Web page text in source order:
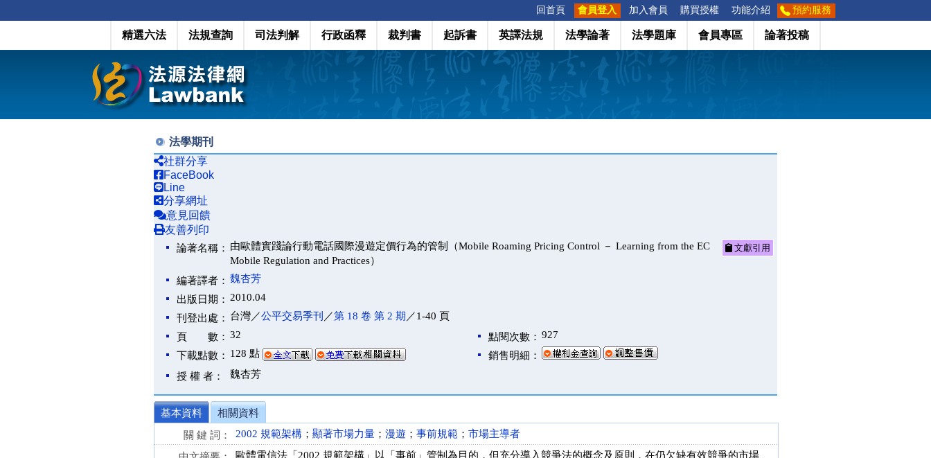
回首頁 會員登入 加入會員 購買授權 功能介紹 預約服務
精選六法 法規查詢 司法判解 行政函釋 裁判書 起訴書 英譯法規 法學論著 法學題庫 會員專區 論著投稿
法學期刊
社群分享
FaceBook
Line
分享網址
意見回饋
友善列印
論著名稱： 由歐體實踐論行動電話國際漫遊定價行為的管制（Mobile Roaming Pricing Control － Learning from the EC
Mobile Regulation and Practices）
文獻引用
編著譯者： 魏杏芳
出版日期： 2010.04
刊登出處： 台灣／公平交易季刊 ／第 18 卷 第 2 期 ／1-40 頁
頁 數： 32 點閱次數： 927
下載點數： 128 點
銷售明細：
授 權 者：
魏杏芳
基本資料
相關資料
關 鍵 詞：
2002 規範架構 ； 顯著市場力量 ； 漫遊 ； 事前規範 ； 市場主導者
歐體電信法「2002 規範架構」以「事前」管制為目的，但充分導入競爭法的概念及原則，在仍欠缺有效競爭的市場、